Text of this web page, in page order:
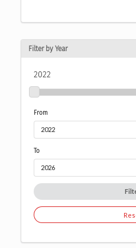
Filter by Year
2022
From
To